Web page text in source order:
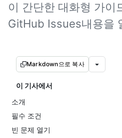
이 간단한 대화형 가이
GitHub Issues내용을
Markdown으로 복사
이 기사에서
소개
필수 조건
빈 문제 열기